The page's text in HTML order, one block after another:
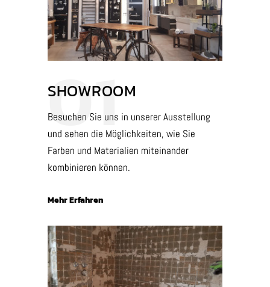
01
SHOWROOM
Besuchen Sie uns in unserer Ausstellung
und sehen die Möglichkeiten, wie Sie
Farben und Materialien miteinander
kombinieren können.
Mehr Erfahren